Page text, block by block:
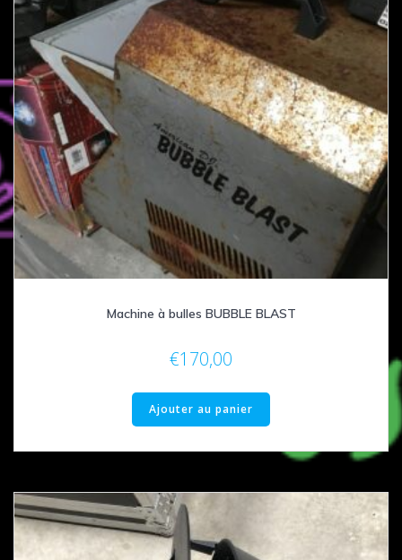
Machine à bulles BUBBLE BLAST
€170,00
Ajouter au panier